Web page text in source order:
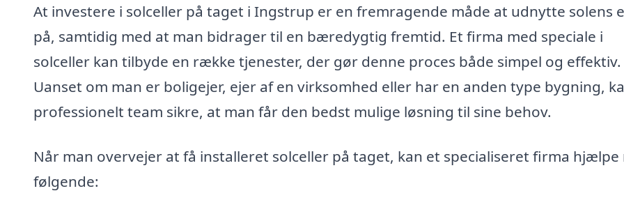
At investere i solceller på taget i Ingstrup er en fremragende måde at udnytte solens
på, samtidig med at man bidrager til en bæredygtig fremtid. Et firma med speciale i
solceller kan tilbyde en række tjenester, der gør denne proces både simpel og effektiv.
Uanset om man er boligejer, ejer af en virksomhed eller har en anden type bygning,
professionelt team sikre, at man får den bedst mulige løsning til sine behov.
Når man overvejer at få installeret solceller på taget, kan et specialiseret firma hjælpe
følgende: